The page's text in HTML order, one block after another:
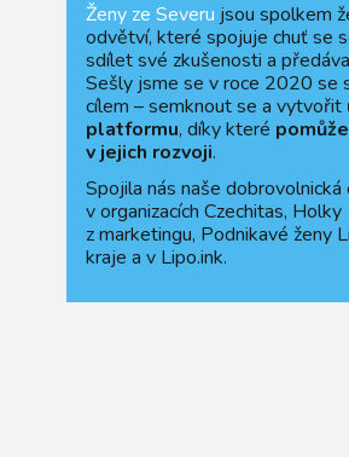
Ženy ze Severu jsou spolkem
odvětví, které spojuje chuť se
sdílet své zkušenosti a
Sešly jsme se v roce 2020 se
cílem – semknout se a vytvořit
platformu, díky které
v jejich rozvoji.
Spojila nás naše dobrovolnická
v organizacích Czechitas, Holky
z marketingu, Podnikavé ženy
kraje a v Lipo.ink.